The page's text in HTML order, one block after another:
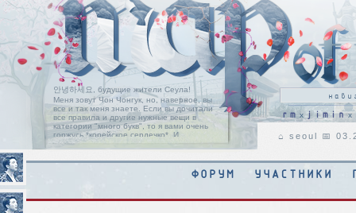
rm xjimin x
안녕하세요, будущие жители Сеула!
Меня зовут Чон Чонгук, но, наверное, вы
все и так меня знаете. Если вы дочитали
все правила и другие нужные вещи в
категории "много букв", то я вами очень
горжусь *корейское сердечко*. И
позвольте мне поприветствовать вас на
пороге нашей ролевой, с надеждой, что
вы найдете здесь свой дом, таким, каким
Читать
⌂ seoul 📅
ФОРУМ УЧАСТНИКИ